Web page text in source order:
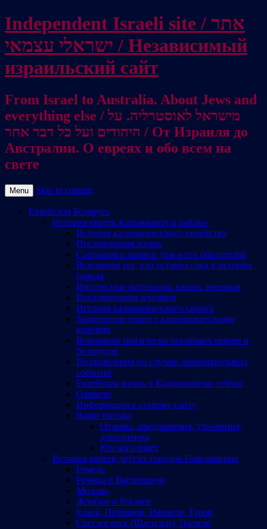
Independent Israeli site / אתר
ישראלי עצמאי / Независимый
израильский сайт
From Israel to Australia. About Jews and
everything else / מישראל לאוסטרליה. על
היהודים ועל כל דבר אחר / От Израиля до
Австралии. О евреях и обо всем на
свете
Menu Skip to content
Еврейская Беларусь
История евреев Калинкович и района
История калинковичского еврейства
Послевоенная жизнь
Сохраним в памяти дом и его обитателей
Вспомним тех, кто оставил след в истории
города
Интересные материалы наших земляков
Воспоминания земляков
История калинковичского спорта
Знаменитые евреи с калинковичскими
корнями
Вспомним трагически погибших евреев и
белорусов
Поздравления по случаю знаменательных
событий
Еврейская жизнь в Калинковичах сейчас
Озаричи
Информация к старому сайту
Ваши письма
Отзывы, предложения, уточнения,
дополнения
Кто кого ищет
История евреев других городов Гомельщины
Гомель
Речица и Василевичи
Мозырь
Жлобин и Рогачев
Ельск, Петриков, Наровля, Туров
Светлогорск (Шатилки), Паричи